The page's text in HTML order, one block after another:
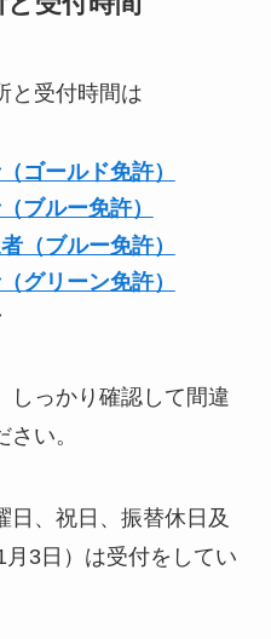
と受付時間は
ゴールド免許）
ブルー免許）
（ブルー免許）
グリーン免許）
しっかり確認して間違
い。
日、祝日、振替休日及
3日）は受付をしてい